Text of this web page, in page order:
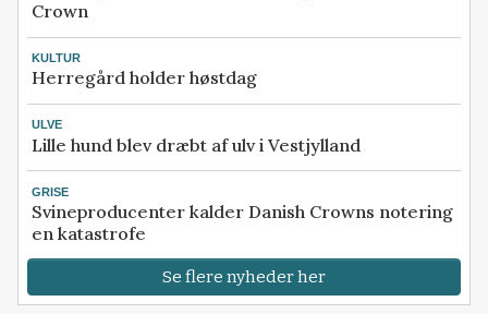
Crown
KULTUR
Herregård holder høstdag
ULVE
Lille hund blev dræbt af ulv i Vestjylland
GRISE
Svineproducenter kalder Danish Crowns notering
en katastrofe
Se flere nyheder her